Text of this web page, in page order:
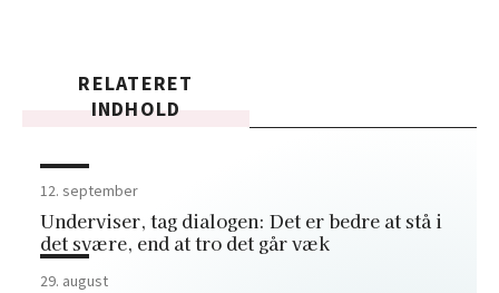
RELATERET
INDHOLD
12. september
Underviser, tag dialogen: Det er bedre at stå i
det svære, end at tro det går væk
29. august